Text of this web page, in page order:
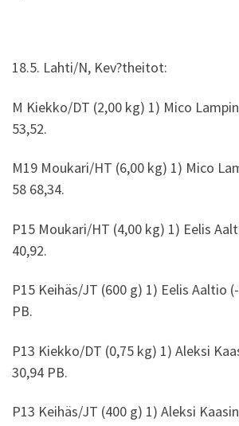
18.5. Lahti/N, Kev?theitot:
M Kiekko/DT (2,00 kg) 1) Mico
53,52.
M19 Moukari/HT (6,00 kg) 1) Mico
58 68,34.
P15 Moukari/HT (4,00 kg) 1) Eelis
40,92.
P15 Keihäs/JT (600 g) 1) Eelis Aaltio
PB.
P13 Kiekko/DT (0,75 kg) 1) Aleksi
30,94 PB.
P13 Keihäs/JT (400 g) 1) Aleksi